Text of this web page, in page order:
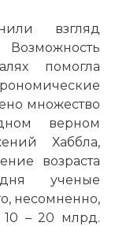
взгляд
помогла
множество
верном
Хаббла,
возраста
ученые
несомненно,
– 20 млрд.